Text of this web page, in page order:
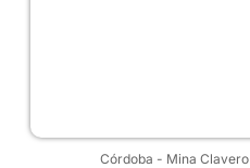
Córdoba - Mina Clavero